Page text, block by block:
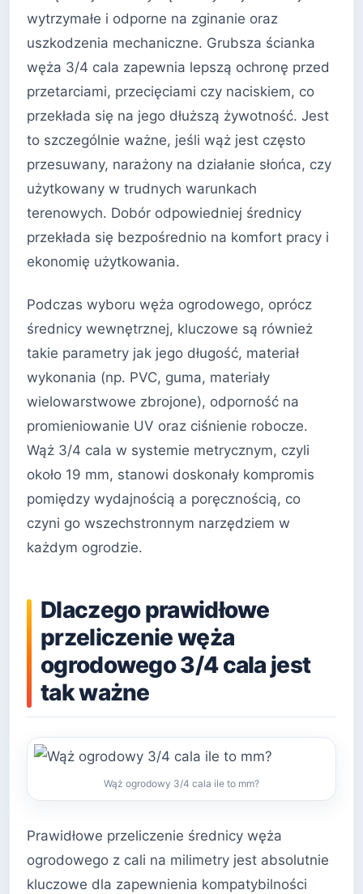
wytrzymałe i odporne na zginanie oraz
uszkodzenia mechaniczne. Grubsza ścianka
węża 3/4 cala zapewnia lepszą ochronę przed
przetarciami, przecięciami czy naciskiem, co
przekłada się na jego dłuższą żywotność. Jest
to szczególnie ważne, jeśli wąż jest często
przesuwany, narażony na działanie słońca, czy
użytkowany w trudnych warunkach
terenowych. Dobór odpowiedniej średnicy
przekłada się bezpośrednio na komfort pracy i
ekonomię użytkowania.
Podczas wyboru węża ogrodowego, oprócz
średnicy wewnętrznej, kluczowe są również
takie parametry jak jego długość, materiał
wykonania (np. PVC, guma, materiały
wielowarstwowe zbrojone), odporność na
promieniowanie UV oraz ciśnienie robocze.
Wąż 3/4 cala w systemie metrycznym, czyli
około 19 mm, stanowi doskonały kompromis
pomiędzy wydajnością a poręcznością, co
czyni go wszechstronnym narzędziem w
każdym ogrodzie.
Dlaczego prawidłowe
przeliczenie węża
ogrodowego 3/4 cala jest
tak ważne
Wąż ogrodowy 3/4 cala ile to mm?
Prawidłowe przeliczenie średnicy węża
ogrodowego z cali na milimetry jest absolutnie
kluczowe dla zapewnienia kompatybilności